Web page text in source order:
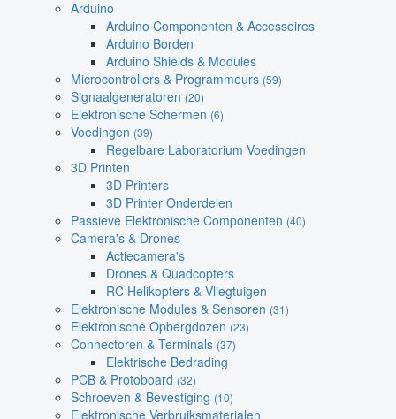
Arduino
Arduino Componenten & Accessoires
Arduino Borden
Arduino Shields & Modules
Microcontrollers & Programmeurs (59)
Signaalgeneratoren (20)
Elektronische Schermen (6)
Voedingen (39)
Regelbare Laboratorium Voedingen
3D Printen
3D Printers
3D Printer Onderdelen
Passieve Elektronische Componenten (40)
Camera's & Drones
Actiecamera's
Drones & Quadcopters
RC Helikopters & Vliegtuigen
Elektronische Modules & Sensoren (31)
Elektronische Opbergdozen (23)
Connectoren & Terminals (37)
Elektrische Bedrading
PCB & Protoboard (32)
Schroeven & Bevestiging (10)
Elektronische Verbruiksmaterialen